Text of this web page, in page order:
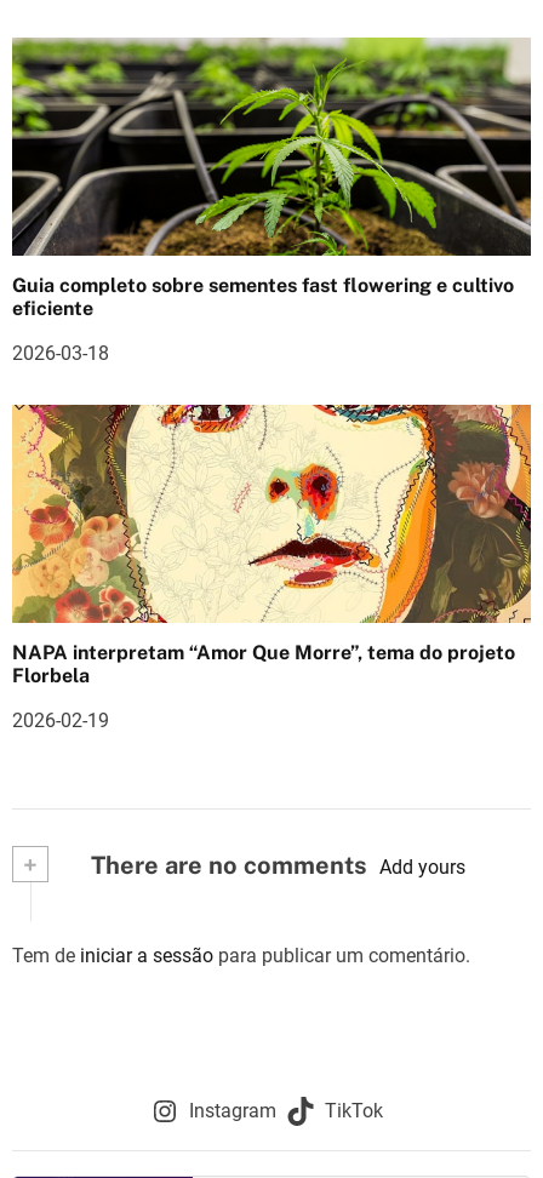
r
t
i
g
o
s
Guia completo sobre sementes fast flowering e cultivo
eficiente
2026-03-18
NAPA interpretam “Amor Que Morre”, tema do projeto
Florbela
2026-02-19
+ There are no comments Add yours
Tem de iniciar a sessão para publicar um comentário.
Instagram TikTok